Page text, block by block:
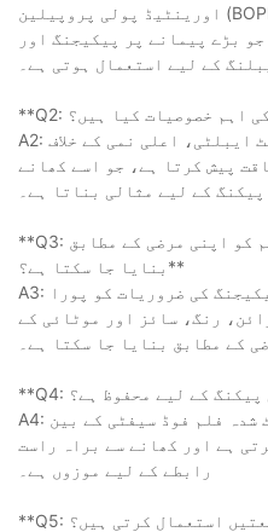
اورینٹیڈ پولی پروپیلین (BOPP) فلم ہے جو متحرک ڈیزائنوں
بڑے پیمانے پر پیکیجنگ اور
کے لیے استعمال ہوتی ہے۔
A2: یہ بہترین وضاحت، مضبوط پرنٹ ایبلٹی، اعلی نمی کے خلاف
پیش کرتا ہے، جو اسے کھانے
کے لیے مثالی بناتا ہے۔
**Q3: کیا ہیمو کی بوپ پرنٹ شدہ فلم کو اپنی مرضی کے مطابق
بنایا جا سکتا ہے؟**
A3: جی ہاں، مخصوص برانڈنگ اور پیکیجنگ کی ضروریات کو پورا
رنگ، سائز اور موٹائی کے
کے مطابق بنایا جا سکتا ہے۔
A4: بالکل۔ ہیمو کی بوپ پرنٹ شدہ فلم فوڈ سیفٹی کے بین
ہے اور کھانے سے براہ راست
رابطے کے لیے موزوں ہے۔